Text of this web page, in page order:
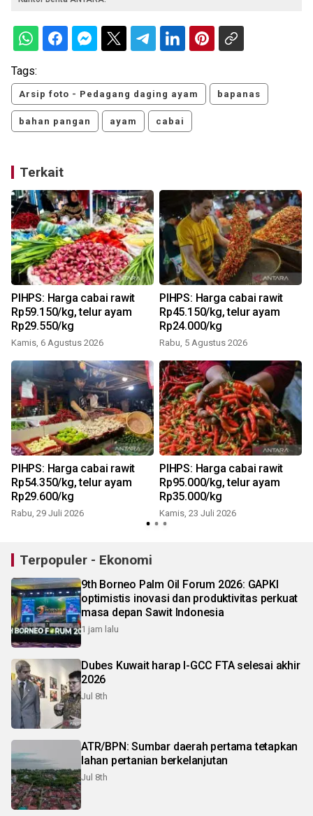
Tags:
Arsip foto - Pedagang daging ayam bapanas
bahan pangan ayam cabai
Terkait
PIHPS: Harga cabai rawit
Rp59.150/kg, telur ayam
Rp29.550/kg
Kamis, 6 Agustus 2026
PIHPS: Harga cabai rawit
Rp45.150/kg, telur ayam
Rp24.000/kg
Rabu, 5 Agustus 2026
PIHPS: Harga cabai rawit
Rp54.350/kg, telur ayam
Rp29.600/kg
Rabu, 29 Juli 2026
PIHPS: Harga cabai rawit
Rp95.000/kg, telur ayam
Rp35.000/kg
Kamis, 23 Juli 2026
Terpopuler - Ekonomi
9th Borneo Palm Oil Forum 2026: GAPKI
optimistis inovasi dan produktivitas perkuat
masa depan Sawit Indonesia
1 jam lalu
Dubes Kuwait harap I-GCC FTA selesai akhir
2026
Jul 8th
ATR/BPN: Sumbar daerah pertama tetapkan
lahan pertanian berkelanjutan
Jul 8th